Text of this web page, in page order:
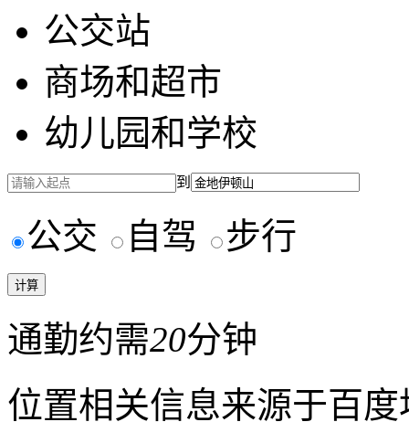
公交站
商场和超市
幼儿园和学校
到
公交 自驾 步行
通勤约需20分钟
位置相关信息来源于百